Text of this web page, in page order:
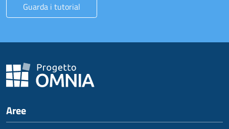
Guarda i tutorial
Aree